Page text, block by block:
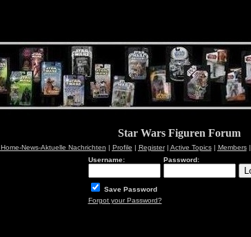
Star Wars Figuren Forum
Home-News-Aktuelle Nachrichten | Profile | Register| Active Topics| Members|
Username:
Password:
Save Password
Forgot your Password?